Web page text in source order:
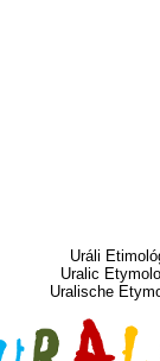
Uráli
Uralic
Uralische